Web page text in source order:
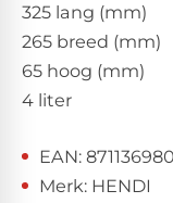
325 lang (mm)
265 breed (mm)
65 hoog (mm)
4 liter
EAN:
Merk: HENDI